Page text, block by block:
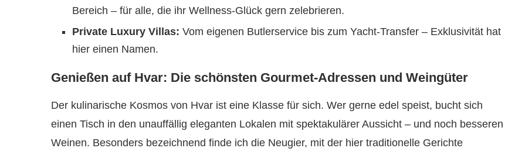
Bereich – für alle, die ihr Wellness-Glück gern zelebrieren.
Private Luxury Villas: Vom eigenen Butlerservice bis zum Yacht-Transfer – Exklusivität hat
hier einen Namen.
Genießen auf Hvar: Die schönsten Gourmet-Adressen und Weingüter
Der kulinarische Kosmos von Hvar ist eine Klasse für sich. Wer gerne edel speist, bucht sich
einen Tisch in den unauffällig eleganten Lokalen mit spektakulärer Aussicht – und noch besseren
Weinen. Besonders bezeichnend finde ich die Neugier, mit der hier traditionelle Gerichte